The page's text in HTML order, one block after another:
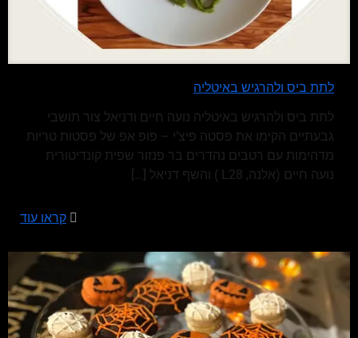
לתת ביס ולהרגיש באיטליה
לתת ביס ולהרגיש באיטליה נועה חיים ודניאל צור תושבי
גבעתיים הקימו את פסטה פיצ’י – פופ אפ של פסטות טריות
מדהימות עם רטבים נהדרים בר פנזור שפית קונדיטורית
נועה חיים (אלנה, L28 ) והשף דניאל
[…]
קראו עוד